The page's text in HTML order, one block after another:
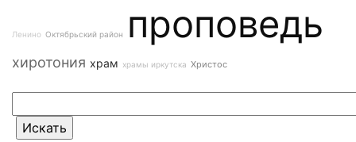
Ленино Октябрьский район проповедь
хиротония храм храмы иркутска Христос